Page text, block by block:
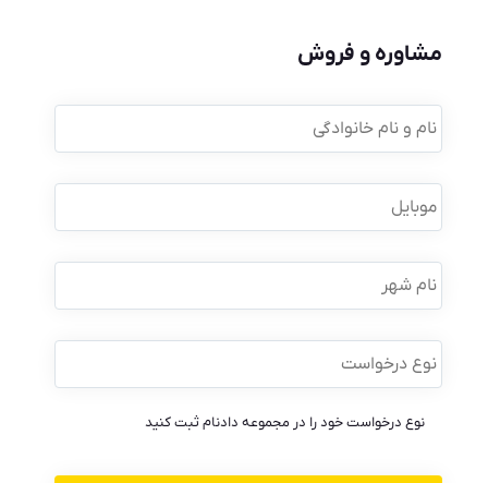
مشاوره و فروش
نام
و
نام
موبایل *
نام
شهر
نوع
درخواست *
نوع درخواست خود را در مجموعه دادنام ثبت کنید